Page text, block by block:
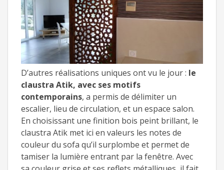
D’autres réalisations uniques ont vu le jour : le
claustra Atik, avec ses motifs
contemporains, a permis de délimiter un
escalier, lieu de circulation, et un espace salon.
En choisissant une finition bois peint brillant, le
claustra Atik met ici en valeurs les notes de
couleur du sofa qu’il surplombe et permet de
tamiser la lumière entrant par la fenêtre. Avec